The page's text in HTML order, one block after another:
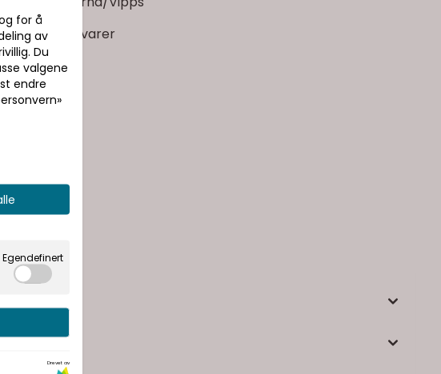
av lagervarer
frakt
for å
av
Du
valgene
endre
Egendefinert
Drevet av